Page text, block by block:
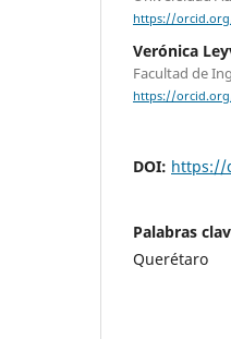
https://orcid.org/
Verónica
Facultad de
https://orcid.org/
DOI: https://
Palabras
Querétaro